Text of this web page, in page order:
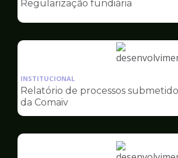
Urbano
Regularização fundiária
Ilustração
pagina
INSTITUCIONAL
Relatório de processos
da Comaiv